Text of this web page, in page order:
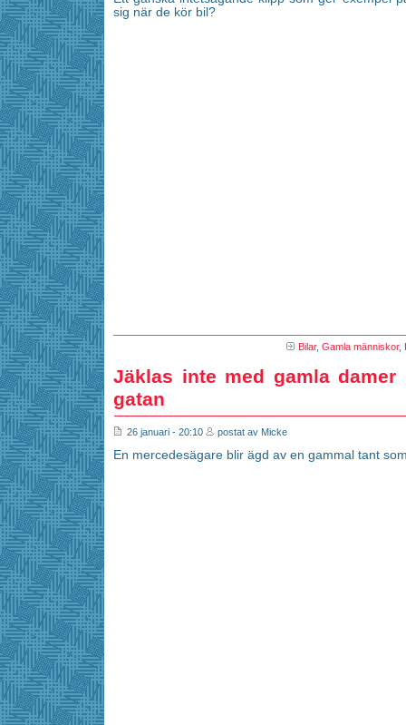
sig när de kör bil?
Bilar, Gamla människor,
Jäklas inte med gamla
gatan
26 januari - 20:10 postat av Micke
En mercedesägare blir ägd av en gammal tant